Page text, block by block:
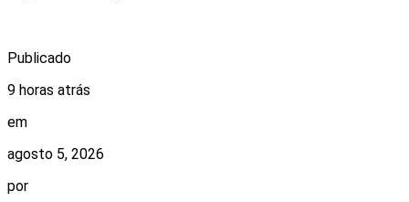
Publicado
9 horas atrás
em
agosto 5, 2026
por